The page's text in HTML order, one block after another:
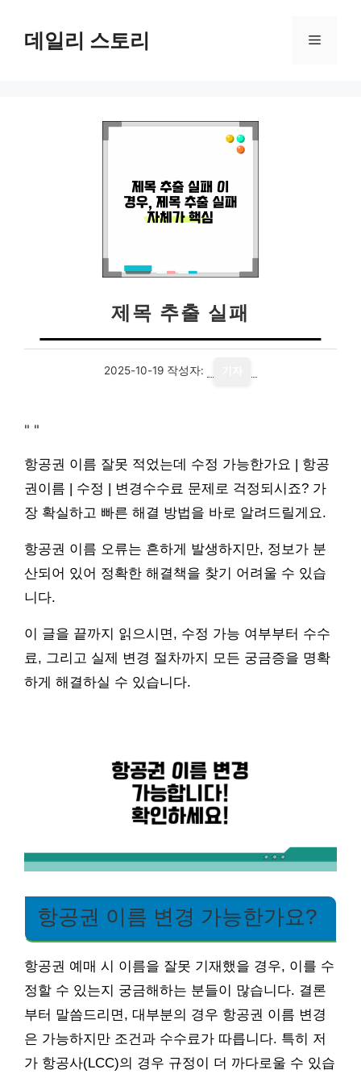
데일리 스토리 메
제목 추출 실패
2025-10-19 작성자:
" "
항공권 이름 잘못 적었는데 수정 가능한가요 | 항공
권이름 | 수정 | 변경수수료 문제로 걱정되시죠? 가
장 확실하고 빠른 해결 방법을 바로 알려드릴게요.
항공권 이름 오류는 흔하게 발생하지만, 정보가 분
산되어 있어 정확한 해결책을 찾기 어려울 수 있습
니다.
이 글을 끝까지 읽으시면, 수정 가능 여부부터 수수
료, 그리고 실제 변경 절차까지 모든 궁금증을 명확
하게 해결하실 수 있습니다.
항공권 이름 변경 가능한가요?
항공권 예매 시 이름을 잘못 기재했을 경우, 이를 수
정할 수 있는지 궁금해하는 분들이 많습니다. 결론
부터 말씀드리면, 대부분의 경우 항공권 이름 변경
은 가능하지만 조건과 수수료가 따릅니다. 특히 저
가 항공사(LCC)의 경우 규정이 더 까다로울 수 있습